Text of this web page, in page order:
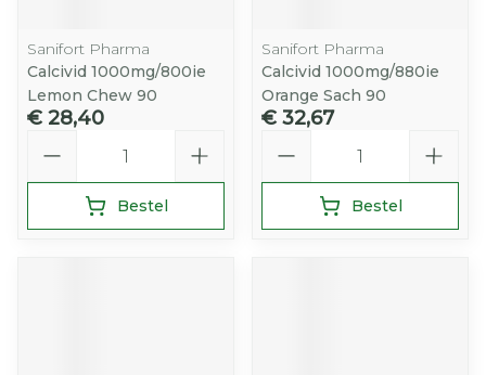
Sanifort Pharma
Calcivid 1000mg/800ie
Lemon Chew 90
€ 28,40
Bestel
Sanifort Pharma
Calcivid 1000mg/880ie
Orange Sach 90
€ 32,67
Bestel